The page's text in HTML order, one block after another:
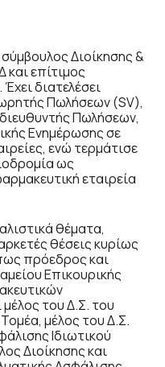
Διοίκησης &
και επίτιμος
διατελέσει
Πωλήσεων (SV),
Πωλήσεων,
Ενημέρωσης σε
ενώ τερμάτισε
ως
εταιρεία
θέματα,
θέσεις κυρίως
πρόεδρος και
Επικουρικής
του Δ.Σ. του
μέλος του Δ.Σ.
Ιδιωτικού
Διοίκησης και